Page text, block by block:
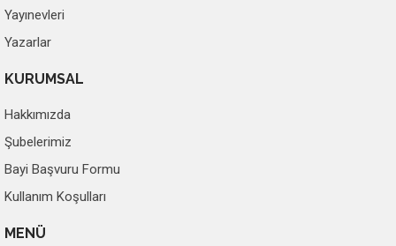
Yayınevleri
Yazarlar
KURUMSAL
Hakkımızda
Şubelerimiz
Bayi Başvuru Formu
Kullanım Koşulları
MENÜ